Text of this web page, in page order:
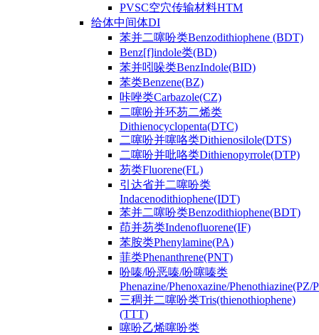
PVSC空穴传输材料HTM
给体中间体DI
苯并二噻吩类Benzodithiophene (BDT)
Benz[f]indole类(BD)
苯并吲哚类BenzIndole(BID)
苯类Benzene(BZ)
咔唑类Carbazole(CZ)
二噻吩并环芴二烯类
Dithienocyclopenta(DTC)
二噻吩并噻咯类Dithienosilole(DTS)
二噻吩并吡咯类Dithienopyrrole(DTP)
芴类Fluorene(FL)
引达省并二噻吩类
Indacenodithiophene(IDT)
苯并二噻吩类Benzodithiophene(BDT)
茚并芴类Indenofluorene(IF)
苯胺类Phenylamine(PA)
菲类Phenanthrene(PNT)
吩嗪/吩恶嗪/吩噻嗪类
Phenazine/Phenoxazine/Phenothiazine(PZ/
三稠并二噻吩类Tris(thienothiophene)
(TTT)
噻吩乙烯噻吩类